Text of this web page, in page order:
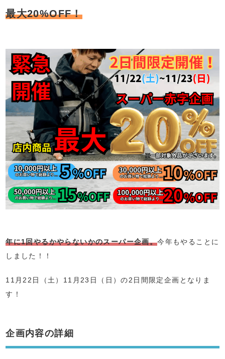
最大20%OFF！
年に1回やるかやらないかのスーパー企画。今年もやることに
しました！！
11月22日（土）11月23日（日）の2日間限定企画となりま
す！
企画内容の詳細